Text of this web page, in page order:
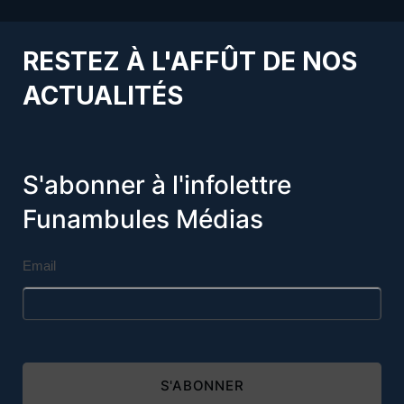
RESTEZ À L'AFFÛT DE NOS
ACTUALITÉS
S'abonner à l'infolettre
Funambules Médias
Email
S'ABONNER